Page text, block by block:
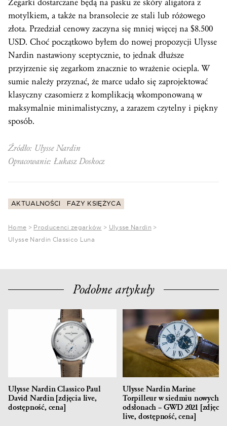
Zegarki dostarczane będą na pasku ze skóry aligatora z
motylkiem, a także na bransolecie ze stali lub różowego
złota. Przedział cenowy zaczyna się mniej więcej na $8.500
USD. Choć początkowo byłem do nowej propozycji Ulysse
Nardin nastawiony sceptycznie, to jednak dłuższe
przyjrzenie się zegarkom znacznie to wrażenie ociepla. W
sumie należy przyznać, że marce udało się zaprojektować
klasyczny czasomierz z komplikacją wkomponowaną w
maksymalnie minimalistyczny, a zarazem czytelny i piękny
sposób.
Źródło: Ulysse Nardin
Opracowanie: Łukasz Doskocz
AKTUALNOŚCI FAZY KSIĘŻYCA
Home > Producenci zegarków > Ulysse Nardin >
Ulysse Nardin Classico Luna
Podobne artykuły
Ulysse Nardin Classico Paul
David Nardin [zdjęcia live,
dostępność, cena]
Ulysse Nardin Marine
Torpilleur w siedmiu nowych
odsłonach – GWD 2021 [zdjęcia
live, dostępność, cena]